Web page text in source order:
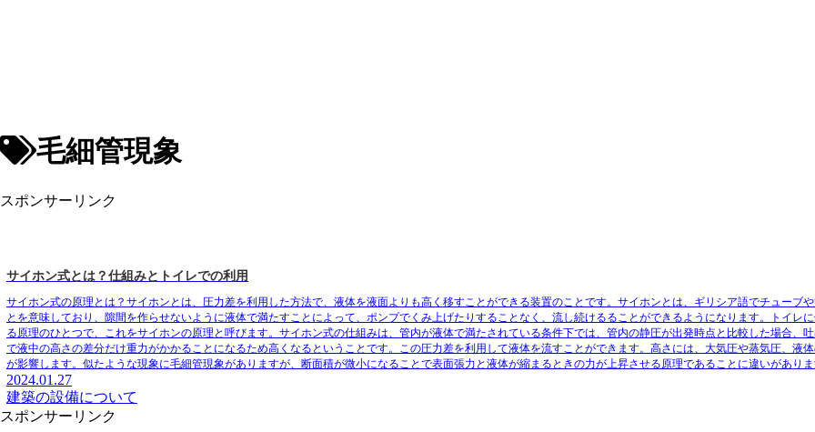
毛細管現象
スポンサーリンク
サイホン式とは？仕組みとトイレでの利用
サイホン式の原理とは？ サイホンとは、圧力差を利用した方法で、液体を液面よりも高く移すことができる装置のことです。サイホンとは、ギリシア語でチューブや
とを意味しており、隙間を作らせないように液体で満たすことによって、ポンプでくみ上げたりすることなく、流し続けるることができるようになります。トイレ
る原理のひとつで、これをサイホンの原理と呼びます。サイホン式の仕組みは、管内が液体で満たされている条件下では、管内の静圧が出発時点と比較した場合、
で液中の高さの差分だけ重力がかかることになるため高くなるということです。この圧力差を利用して液体を流すことができます。高さには、大気圧や蒸気圧、液
が影響します。似たような現象に毛細管現象がありますが、断面積が微小になることで表面張力と液体が縮まるときの力が上昇させる原理であることに違いがありま
2024.01.27
建築の設備について
スポンサーリンク